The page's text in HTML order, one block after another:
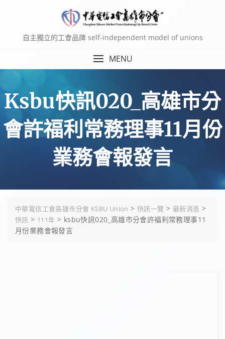
自主獨立的工會品牌 self-independent model of unions
MENU
Ksbu快訊020_高雄市分
會許福利常務理事11月份
業務會報發言
中華電信工會高雄市分會 KSBU Union >快訊一覽 > 最新消息 >
快訊 > 111年 > ksbu快訊020_高雄市分會許福利常務理事11
月份業務會報發言